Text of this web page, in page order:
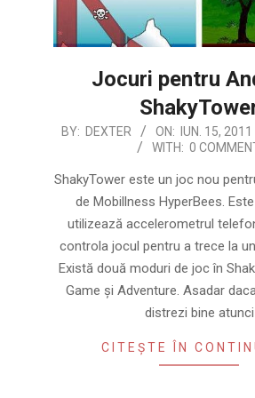
Jocuri pentru
2011-
15
BY: DEXTER ON: IUN. 15, 2011
WITH: 0
ShakyTower este un joc nou
de Mobillness HyperBees.
utilizează accelerometrul
controla jocul pentru a trece la
Există două moduri de joc în
Game şi Adventure. Asadar
distrezi bine atunci
CITEȘTE ÎN